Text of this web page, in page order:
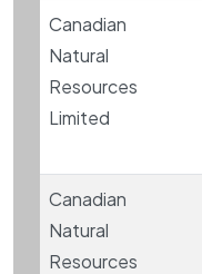
Canadian
Natural
Resources
Limited
Canadian
Natural
Resources